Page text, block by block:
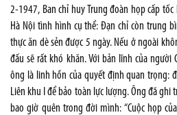
2-1947, Ban chỉ huy Trung đoàn họp cấp
Hà Nội tình hình cụ thể: Đạn chỉ còn trung
thực ăn dè sẻn được 5 ngày. Nếu ở ngoài
đấu sẽ rất khó khăn. Với bản lĩnh của
ông là linh hồn của quyết định quan trọng:
Liên khu I để bảo toàn lực lượng. Ông đã
bao giờ quên trong đời mình: “Cuộc họp